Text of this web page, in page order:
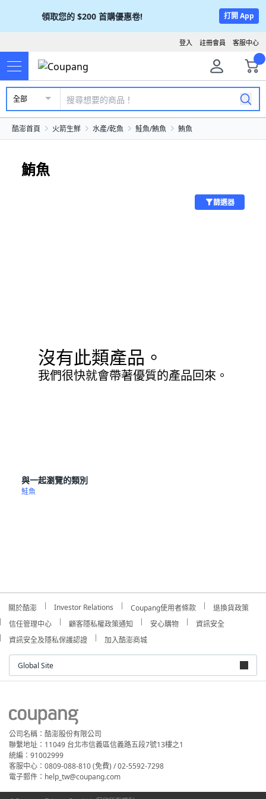
領取您的 $200 首購優惠卷! 打開 App
客服中心
註冊會員
登入
全部
酷澎首頁 火箭生鮮 水產/乾魚 鮭魚/鮪魚 鮪魚
鮪魚
篩選器
沒有此類產品。
我們很快就會帶著優質的產品回來。
與一起瀏覽的類別
鮭魚
關於酷澎 Investor Relations Coupang使用者條款
退換貨政策
信任管理中心
顧客隱私權政策通知 安心購物
資訊安全
資訊安全及隱私保護認證
加入酷澎商城
Global Site
公司名稱：酷澎股份有限公司
聯繫地址：11049 台北市信義區信義路五段7號13樓之1
統編：91002999
客服中心：0809-088-810 (免費) / 02-5592-7298
電子郵件：help_tw@coupang.com